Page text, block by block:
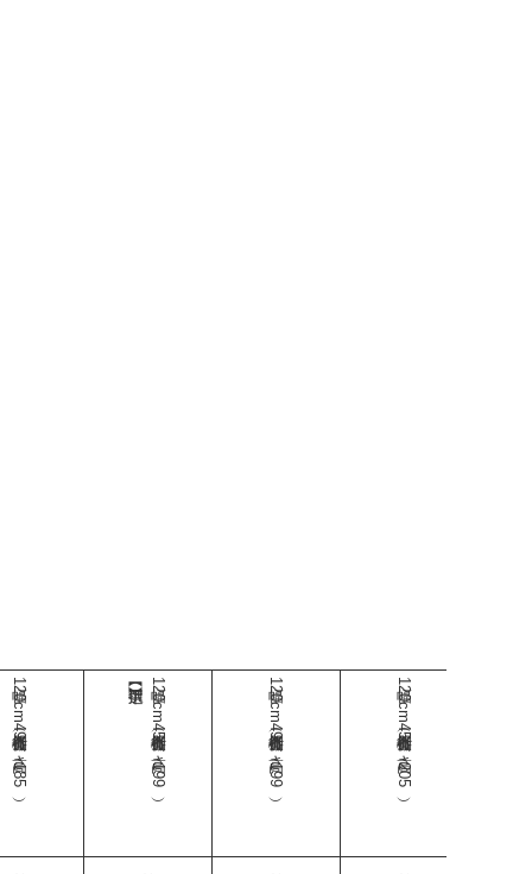
幅120cm食器棚（奥行49-高さ185） 幅120cm食器棚（奥行45-高さ199） 幅120cm食器棚（奥行49-高さ199） 幅120cm食器棚（奥行45-高さ205）